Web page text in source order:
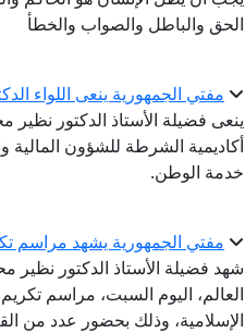
الحق والباطل والصواب والخطأ
مفتي الجمهورية ينعى اللواء
ينعى فضيلة الأستاذ الدكتور نظير
أكاديمية الشرطة للشؤون المالية
خدمة الوطن.
مفتي الجمهورية يشهد مراسم
شهد فضيلة الأستاذ الدكتور نظير
العالم، اليوم السبت، مراسم
الإسلامية، وذلك بحضور عدد من